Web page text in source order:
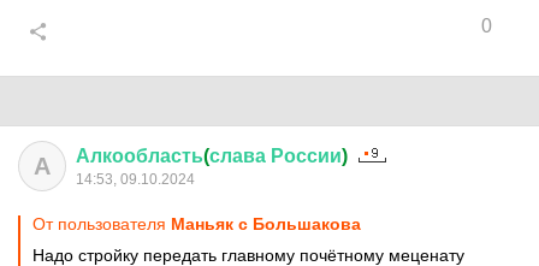
0
А Алкообласть(слава России)
14:53, 09.10.2024
От пользователя Маньяк с Большакова
Надо стройку передать главному почётному меценату